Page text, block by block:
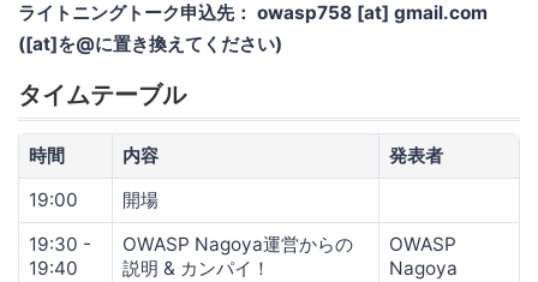
ライトニングトーク申込先： owasp758 [at] gmail.com
([at]を@に置き換えてください)
タイムテーブル
時間 内容
発表者
19:00
開場
19:30 -
19:40
OWASP Nagoya運営からの
説明 & カンパイ！
OWASP
Nagoya